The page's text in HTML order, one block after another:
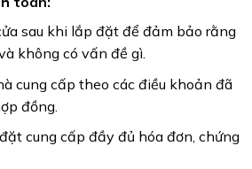
sau khi lắp đặt để đảm bảo rằng
không có vấn đề gì.
cung cấp theo các điều khoản đã
đồng.
cung cấp đầy đủ hóa đơn, chứng